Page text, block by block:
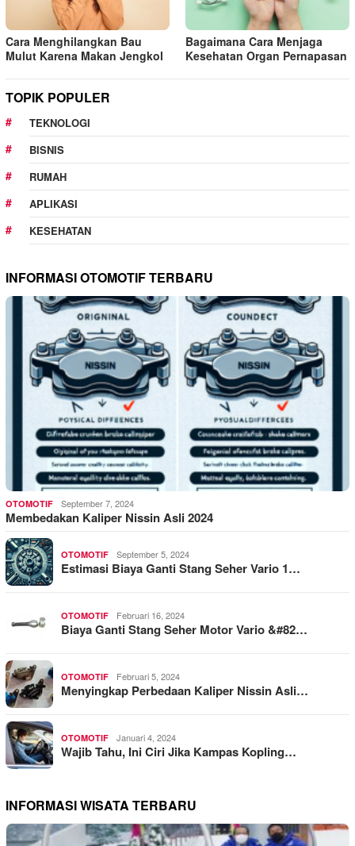
Cara Menghilangkan Bau
Mulut Karena Makan Jengkol
Bagaimana Cara Menjaga
Kesehatan Organ Pernapasan
TOPIK POPULER
TEKNOLOGI
BISNIS
RUMAH
APLIKASI
KESEHATAN
INFORMASI OTOMOTIF TERBARU
OTOMOTIF September 7, 2024
Membedakan Kaliper Nissin Asli 2024
OTOMOTIF September 5, 2024
Estimasi Biaya Ganti Stang Seher Vario 1…
OTOMOTIF Februari 16, 2024
Biaya Ganti Stang Seher Motor Vario &#82…
OTOMOTIF Februari 5, 2024
Menyingkap Perbedaan Kaliper Nissin Asli…
OTOMOTIF Januari 4, 2024
Wajib Tahu, Ini Ciri Jika Kampas Kopling…
INFORMASI WISATA TERBARU